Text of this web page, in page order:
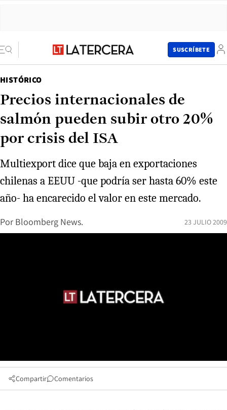
SUSCRÍBETE
HISTÓRICO
Precios internacionales de
salmón pueden subir otro 20%
por crisis del ISA
Multiexport dice que baja en exportaciones
chilenas a EEUU -que podría ser hasta 60% este
año- ha encarecido el valor en este mercado.
Por Bloomberg News. 23 JULIO 2009
Compartir Comentarios